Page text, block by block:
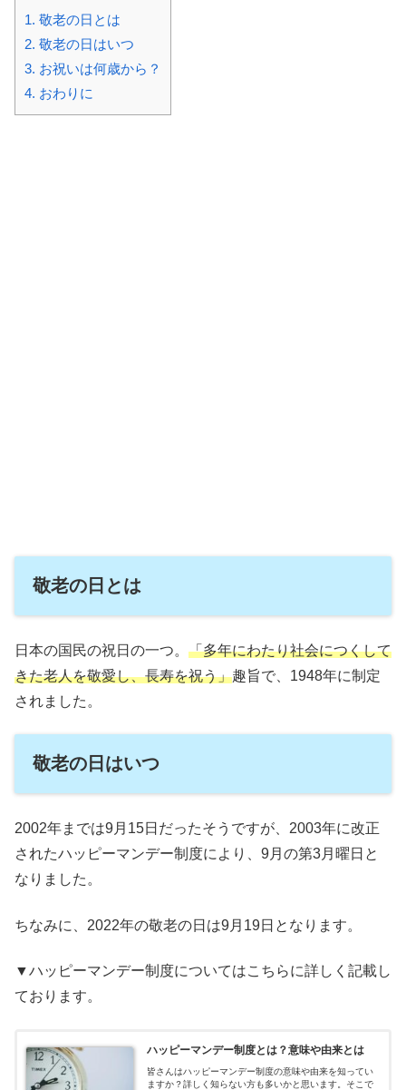
1. 敬老の日とは
2. 敬老の日はいつ
3. お祝いは何歳から？
4. おわりに
敬老の日とは
日本の国民の祝日の一つ。 「多年にわたり社会につくして
きた老人を敬愛し、長寿を祝う」趣旨で、1948年に制定
されました。
敬老の日はいつ
2002年までは9月15日だったそうですが、2003年に改正
されたハッピーマンデー制度により、9月の第3月曜日と
なりました。
ちなみに、2022年の敬老の日は9月19日となります。
▼ハッピーマンデー制度についてはこちらに詳しく記載し
ております。
ハッピーマンデー制度とは？意味や由来とは
皆さんはハッピーマンデー制度の意味や由来を知ってい
ますか？詳しく知らない方も多いかと思います。そこで